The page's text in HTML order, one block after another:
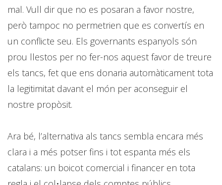
mal. Vull dir que no es posaran a favor nostre,
però tampoc no permetrien que es convertís en
un conflicte seu. Els governants espanyols són
prou llestos per no fer-nos aquest favor de treure
els tancs, fet que ens donaria automàticament tota
la legitimitat davant el món per aconseguir el
nostre propòsit.
Ara bé, l’alternativa als tancs sembla encara més
clara i a més potser fins i tot espanta més els
catalans: un boicot comercial i financer en tota